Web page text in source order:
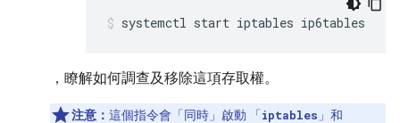
systemctl start iptables ip6tables
，瞭解如何調查及移除這項存取權。
注意： 這個指令會「同時」 啟動 「 iptables 」和